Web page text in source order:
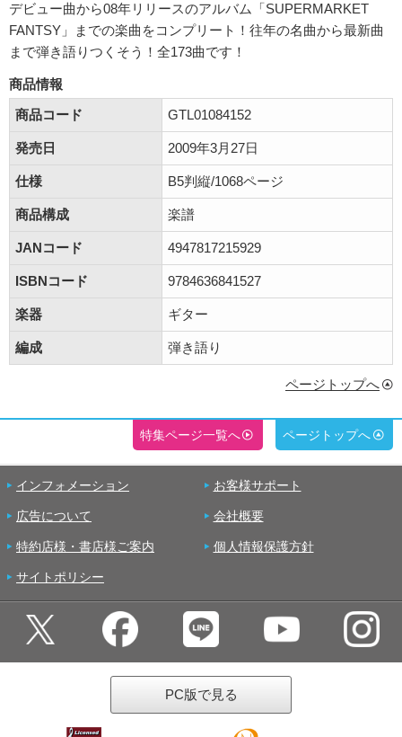
デビュー曲から08年リリースのアルバム「SUPERMARKET
FANTSY」までの楽曲をコンプリート！往年の名曲から最新曲
まで弾き語りつくそう！全173曲です！
商品情報
商品コード
GTL01084152
発売日 2009年3月27日
仕様 B5判縦/1068ページ
商品構成 楽譜
JANコード 4947817215929
ISBNコード 9784636841527
楽器 ギター
編成 弾き語り
ページトップへ
特集ページ一覧へ ページトップへ
インフォメーション お客様サポート
広告について 会社概要
特約店様・書店様ご案内 個人情報保護方針
サイトポリシー
PC版で見る